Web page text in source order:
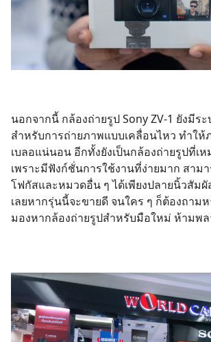
นอกจากนี้ กล้องถ่ายรูป Sony ZV-1 ยังมีร
สำหรับการถ่ายภาพแบบเคลื่อนไหว ทำใ
เบลอแน่นอน อีกทั้งยังเป็นกล้องถ่ายรูปที่เ
เพราะมีฟังก์ชั่นการใช้งานที่ง่ายมาก สาม
โฟกัสและหมวดอื่น ๆ ได้เพียงปลายนิ้วสัมผั
เลยหากรุ่นนี้จะขายดี จนใคร ๆ ก็ต้องถาม
มองหากล้องถ่ายรูปสำหรับมือใหม่ ห้ามพล